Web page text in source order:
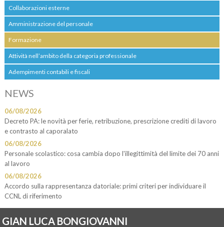
Collaborazioni esterne
Amministrazione del personale
Formazione
Attività nell’ambito della categoria professionale
Adempimenti contabili e fiscali
NEWS
06/08/2026
Decreto PA: le novità per ferie, retribuzione, prescrizione crediti di lavoro
e contrasto al caporalato
06/08/2026
Personale scolastico: cosa cambia dopo l'illegittimità del limite dei 70 anni
al lavoro
06/08/2026
Accordo sulla rappresentanza datoriale: primi criteri per individuare il
CCNL di riferimento
GIAN LUCA BONGIOVANNI